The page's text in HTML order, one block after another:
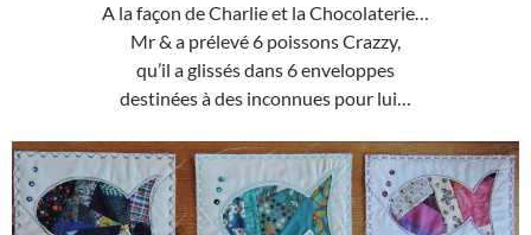
A la façon de Charlie et la Chocolaterie…
Mr & a prélevé 6 poissons Crazzy,
qu’il a glissés dans 6 enveloppes
destinées à des inconnues pour lui…